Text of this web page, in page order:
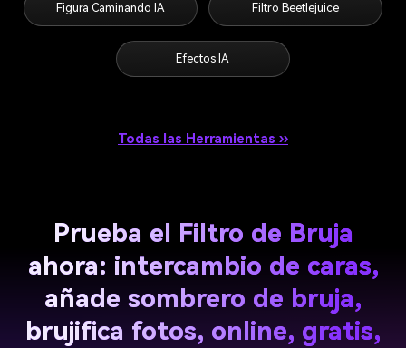
Figura Caminando IA Filtro Beetlejuice
Efectos IA
Todas las Herramientas ››
Prueba el Filtro de Bruja
ahora: intercambio de caras,
añade sombrero de bruja,
brujifica fotos, online, gratis,